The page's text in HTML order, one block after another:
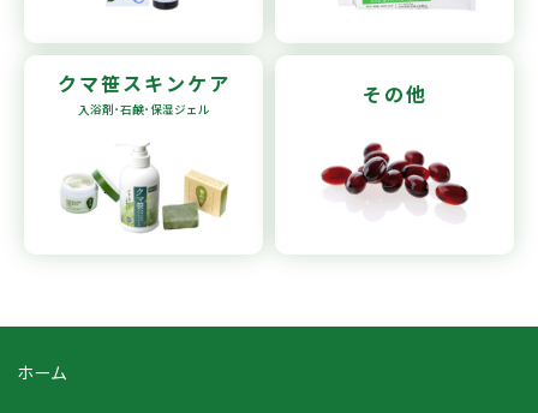
クマ笹スキンケア
入浴剤･石鹸･保湿ジェル
その他
ホーム